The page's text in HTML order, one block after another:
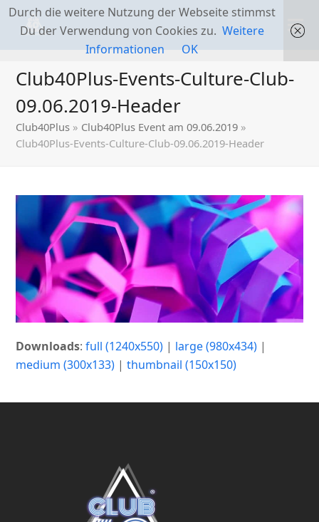
Club40Plus-Events-Culture-Club-
09.06.2019-Header
Club40Plus » Club40Plus Event am 09.06.2019 »
Club40Plus-Events-Culture-Club-09.06.2019-Header
Downloads:full (1240x550) | large (980x434) |
medium (300x133) |thumbnail (150x150)
Durch die weitere Nutzung der Webseite stimmst
Du der Verwendung von Cookies zu. Weitere
Informationen
OK